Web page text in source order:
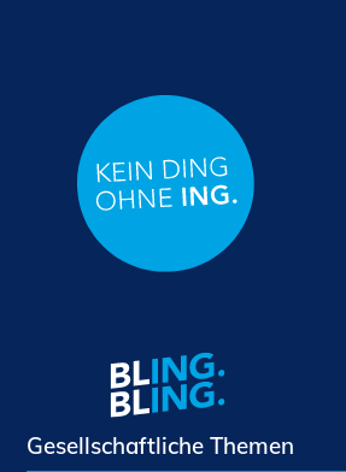
Gesellschaftliche Themen